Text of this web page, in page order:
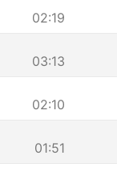
02:19
03:13
02:10
01:51